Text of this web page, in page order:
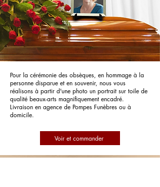
Pour la cérémonie des obsèques, en hommage à la
personne disparue et en souvenir, nous vous
réalisons à partir d'une photo un portrait sur toile de
qualité beaux-arts magnifiquement encadré.
Livraison en agence de Pompes Funèbres ou à
domicile.
Voir et commander